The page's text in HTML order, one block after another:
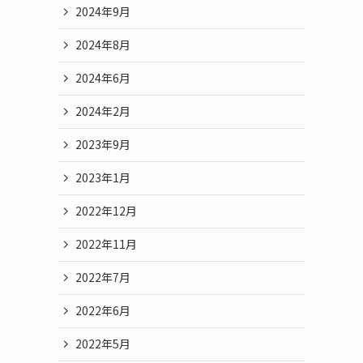
2024年9月
2024年8月
2024年6月
2024年2月
2023年9月
2023年1月
2022年12月
2022年11月
2022年7月
2022年6月
2022年5月